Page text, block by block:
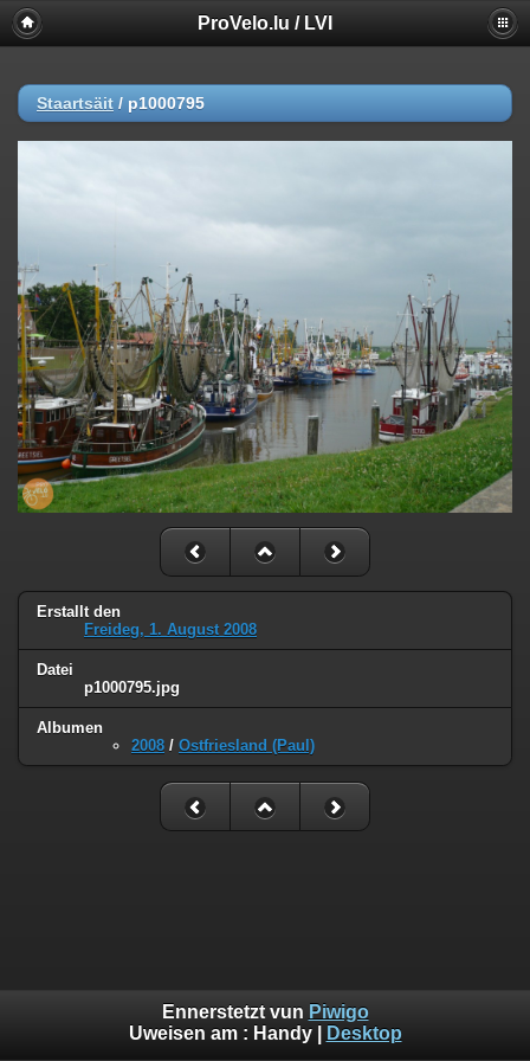
ProVelo.lu / LVI
Staartsäit / p1000795
Erstallt den
Freideg, 1. August 2008
Datei
p1000795.jpg
Albumen
2008 / Ostfriesland (Paul)
Ennerstetzt vun Piwigo
Uweisen am : Handy| Desktop